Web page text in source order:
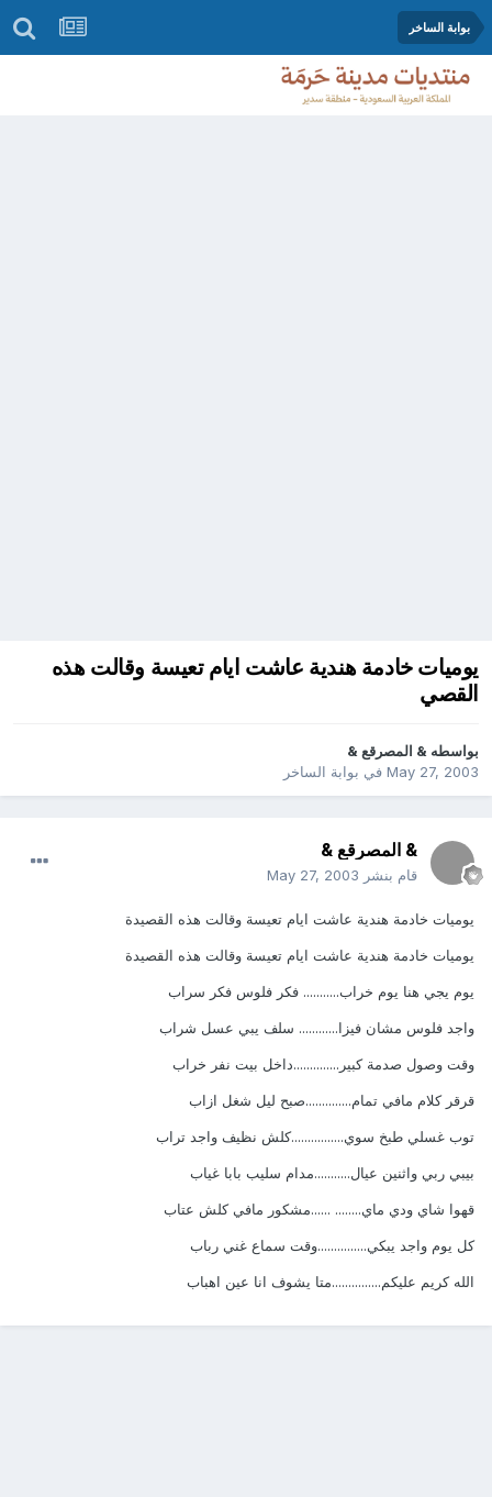
بوابة الساخر
يوميات خادمة هندية عاشت ايام تعيسة وقالت هذه
القصي
بواسطه & المصرقع &
May 27, 2003في بوابة الساخر
& المصرقع &
قام بنشر May 27, 2003
يوميات خادمة هندية عاشت ايام تعيسة وقالت هذه القصيدة
يوميات خادمة هندية عاشت ايام تعيسة وقالت هذه القصيدة
يوم يجي هنا يوم خراب........... فكر فلوس فكر سراب
واجد فلوس مشان فيزا............ سلف يبي عسل شراب
وقت وصول صدمة كبير..............داخل بيت نفر خراب
قرقر كلام مافي تمام..............صبح ليل شغل ازاب
توب غسلي طبخ سوي................كلش نظيف واجد تراب
بيبي ربي واثنين عيال...........مدام سليب بابا غياب
قهوا شاي ودي ماي........ ......مشكور مافي كلش عتاب
كل يوم واجد يبكي...............وقت سماع غني رباب
الله كريم عليكم...............متا يشوف انا عين اهباب